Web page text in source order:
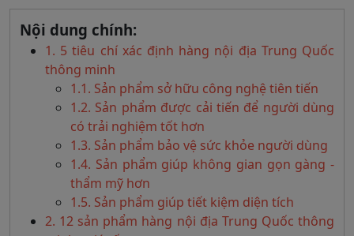
Nội dung chính:
1. 5 tiêu chí xác định hàng nội địa Trung Quốc
thông minh
1.1. Sản phẩm sở hữu công nghệ tiên tiến
1.2. Sản phẩm được cải tiến để người dùng
có trải nghiệm tốt hơn
1.3. Sản phẩm bảo vệ sức khỏe người dùng
1.4. Sản phẩm giúp không gian gọn gàng -
thẩm mỹ hơn
1.5. Sản phẩm giúp tiết kiệm diện tích
2. 12 sản phẩm hàng nội địa Trung Quốc thông